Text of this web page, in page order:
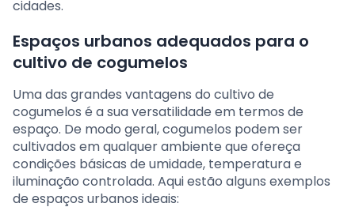
cidades.
Espaços urbanos adequados para o
cultivo de cogumelos
Uma das grandes vantagens do cultivo de
cogumelos é a sua versatilidade em termos de
espaço. De modo geral, cogumelos podem ser
cultivados em qualquer ambiente que ofereça
condições básicas de umidade, temperatura e
iluminação controlada. Aqui estão alguns exemplos
de espaços urbanos ideais: